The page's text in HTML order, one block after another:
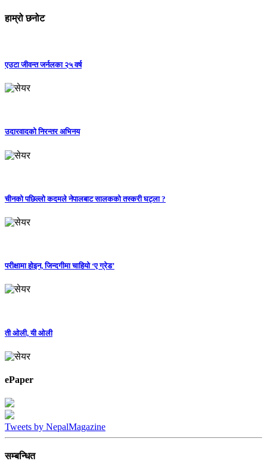
हाम्रो छनोट
एउटा जीवन्त जर्नलका २५ वर्ष
उदारवादको निरन्तर अभिनय
चीनको पछिल्लो कदमले नेपालबाट सालकको तस्करी घट्ला ?
परीक्षामा होइन, जिन्दगीमा चाहियो ‘ए ग्रेड’
ती ओली, यी ओली
ePaper
Tweets by NepalMagazine
सम्बन्धित